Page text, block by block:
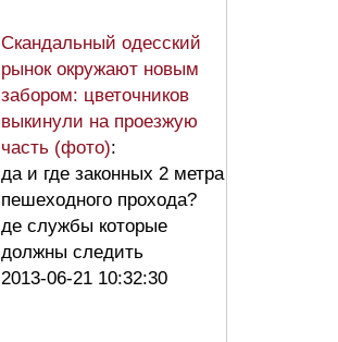
Скандальный одесский
рынок окружают новым
забором: цветочников
выкинули на проезжую
часть (фото):
да и где законных 2 метра
пешеходного прохода?
де службы которые
должны следить
2013-06-21 10:32:30